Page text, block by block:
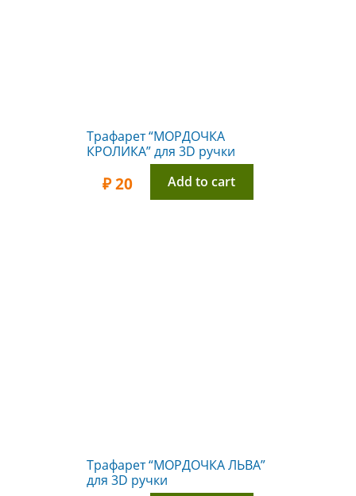
Трафарет “МОРДОЧКА
КРОЛИКА” для 3D ручки
₽20 Add to cart
Трафарет “МОРДОЧКА ЛЬВА”
для 3D ручки